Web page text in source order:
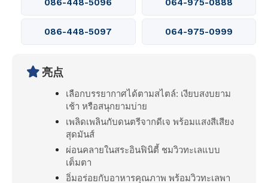
086-448-5096 064-975-0888
086-448-5097 064-975-0999
亮点
เลือกบรรยากาศได้ตามสไตล์: เงียบสงบยาม
เช้า หรือสนุกยามบ่าย
เพลิดเพลินกับดนตรีจากดีเจ พร้อมแสงสีเสียง
สุดมันส์
ผ่อนคลายในสระอินฟินิตี้ ชมวิวทะเลแบบ
เต็มตา
อิ่มอร่อยกับอาหารคุณภาพ พร้อมวิวทะเลพา